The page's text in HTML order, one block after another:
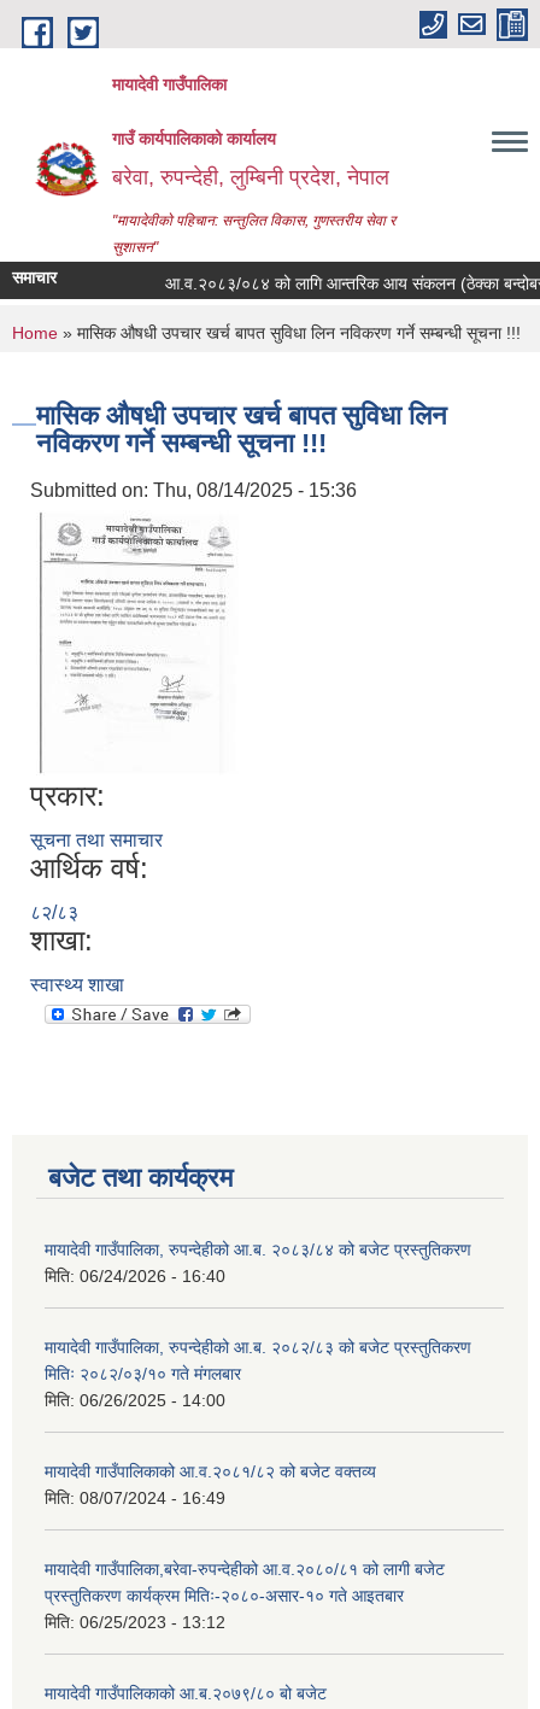
Skip to main content
मायादेवी गाउँपालिका
गाउँ कार्यपालिकाको कार्यालय
बरेवा, रुपन्देही, लुम्बिनी प्रदेश, नेपाल
"मायादेवीको पहिचान: सन्तुलित विकास, गुणस्तरीय सेवा र
सुशासन"
समाचार आ.व.२०८३/०८४ को लागि आन्तरिक आय संकलन (ठेक्का बन्दोबस्त)
You are here
Home » मासिक औषधी उपचार खर्च बापत सुविधा लिन नविकरण गर्ने सम्बन्धी सूचना !!!
मासिक औषधी उपचार खर्च बापत सुविधा लिन
नविकरण गर्ने सम्बन्धी सूचना !!!
Submitted on: Thu, 08/14/2025 - 15:36
प्रकार:
सूचना तथा समाचार
आर्थिक वर्ष:
८२/८३
शाखा:
स्वास्थ्य शाखा
बजेट तथा कार्यक्रम
मायादेवी गाउँपालिका, रुपन्देहीको आ.ब. २०८३/८४ को बजेट प्रस्तुतिकरण
मिति: 06/24/2026 - 16:40
मायादेवी गाउँपालिका, रुपन्देहीको आ.ब. २०८२/८३ को बजेट प्रस्तुतिकरण
मितिः २०८२/०३/१० गते मंगलबार
मिति: 06/26/2025 - 14:00
मायादेवी गाउँपालिकाको आ.व.२०८१/८२ को बजेट वक्तव्य
मिति: 08/07/2024 - 16:49
मायादेवी गाउँपालिका,बरेवा-रुपन्देहीको आ.व.२०८०/८१ को लागी बजेट
प्रस्तुतिकरण कार्यक्रम मितिः-२०८०-असार-१० गते आइतबार
मिति: 06/25/2023 - 13:12
मायादेवी गाउँपालिकाको आ.ब.२०७९/८० बो बजेट